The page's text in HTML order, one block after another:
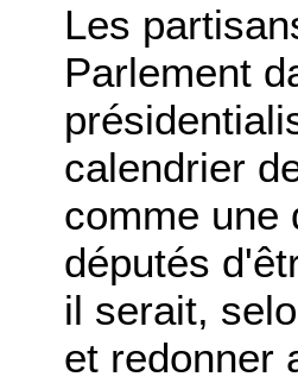
Les
Parlement
calendrier
comme une
députés
il serait,
et redonner